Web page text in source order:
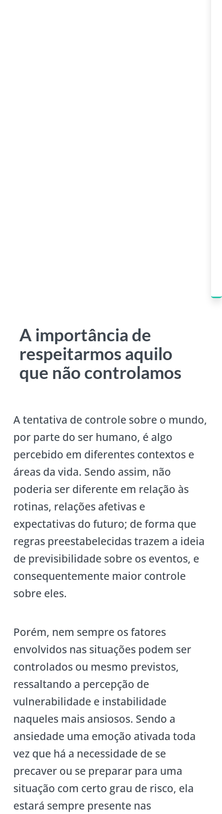
A importância de
respeitarmos aquilo
que não controlamos
A tentativa de controle sobre o mundo,
por parte do ser humano, é algo
percebido em diferentes contextos e
áreas da vida. Sendo assim, não
poderia ser diferente em relação às
rotinas, relações afetivas e
expectativas do futuro; de forma que
regras preestabelecidas trazem a ideia
de previsibilidade sobre os eventos, e
consequentemente maior controle
sobre eles.
Porém, nem sempre os fatores
envolvidos nas situações podem ser
controlados ou mesmo previstos,
ressaltando a percepção de
vulnerabilidade e instabilidade
naqueles mais ansiosos. Sendo a
ansiedade uma emoção ativada toda
vez que há a necessidade de se
precaver ou se preparar para uma
situação com certo grau de risco, ela
estará sempre presente nas